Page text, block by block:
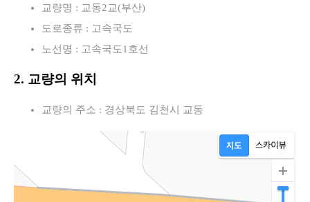
교량명 : 교동2교(부산)
도로종류 : 고속국도
노선명 : 고속국도1호선
2. 교량의 위치
교량의 주소 : 경상북도 김천시 교동